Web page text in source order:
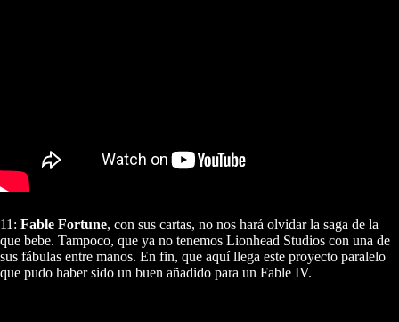
11: Fable Fortune, con sus cartas, no nos hará olvidar la saga de la
que bebe. Tampoco, que ya no tenemos Lionhead Studios con una de
sus fábulas entre manos. En fin, que aquí llega este proyecto paralelo
que pudo haber sido un buen añadido para un Fable IV.